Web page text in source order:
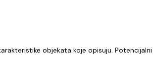
objekata koje opisuju.